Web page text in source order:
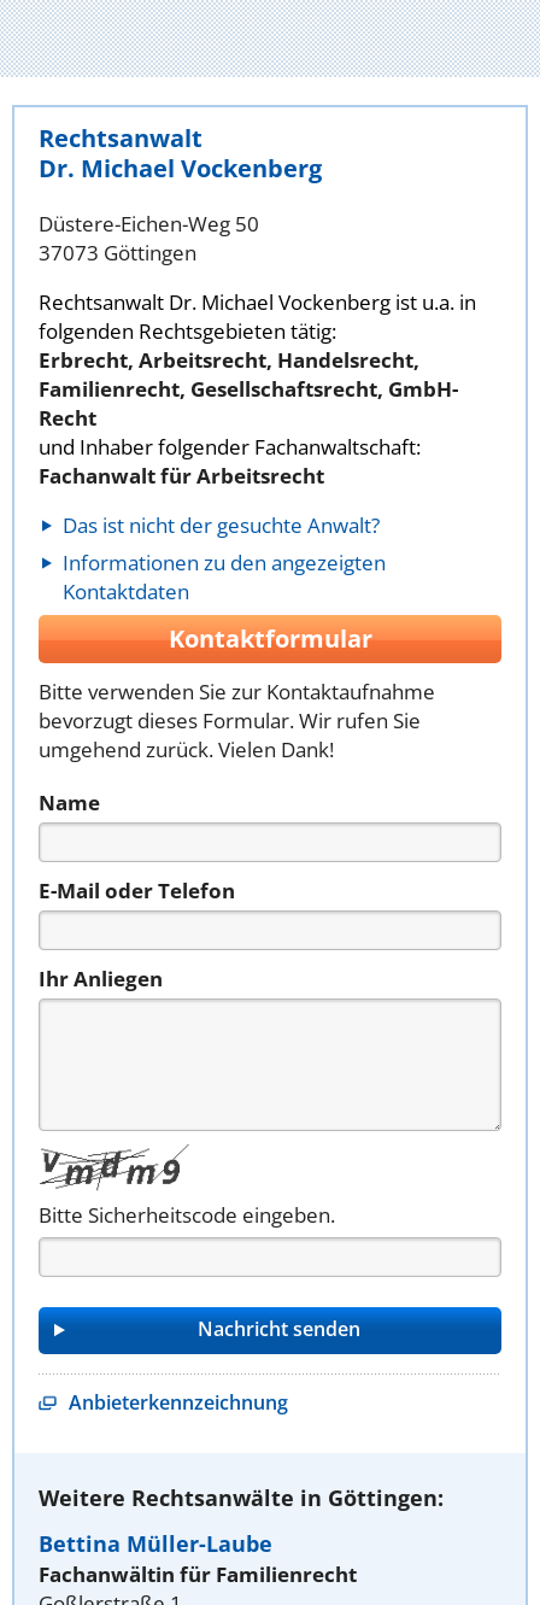
Rechtsanwalt
Dr. Michael Vockenberg
Düstere-Eichen-Weg 50
37073 Göttingen
Rechtsanwalt Dr. Michael Vockenberg ist u.a. in
folgenden Rechtsgebieten tätig:
Erbrecht, Arbeitsrecht, Handelsrecht,
Familienrecht, Gesellschaftsrecht, GmbH-
Recht
und Inhaber folgender Fachanwaltschaft:
Fachanwalt für Arbeitsrecht
Das ist nicht der gesuchte Anwalt?
Informationen zu den angezeigten
Kontaktdaten
Kontaktformular
Bitte verwenden Sie zur Kontaktaufnahme
bevorzugt dieses Formular. Wir rufen Sie
umgehend zurück. Vielen Dank!
Name
E-Mail oder Telefon
Ihr Anliegen
Bitte Sicherheitscode eingeben.
Anbieterkennzeichnung
Weitere Rechtsanwälte in Göttingen:
Bettina Müller-Laube
Fachanwältin für Familienrecht